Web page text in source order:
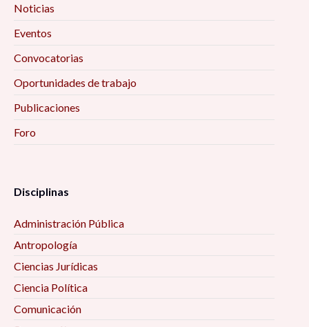
Noticias
Eventos
Convocatorias
Oportunidades de trabajo
Publicaciones
Foro
Disciplinas
Administración Pública
Antropología
Ciencias Jurídicas
Ciencia Política
Comunicación